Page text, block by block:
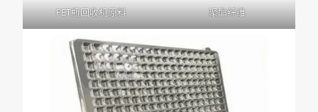
PET瓶回收机原料 聚酯纤维